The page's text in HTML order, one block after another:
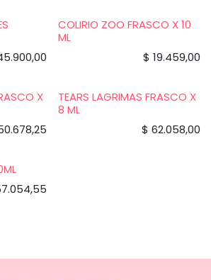
COLIRIO ZOO FRASCO X 10
ML
$ 19.459,00
X
TEARS LAGRIMAS FRASCO X
8 ML
$ 62.058,00